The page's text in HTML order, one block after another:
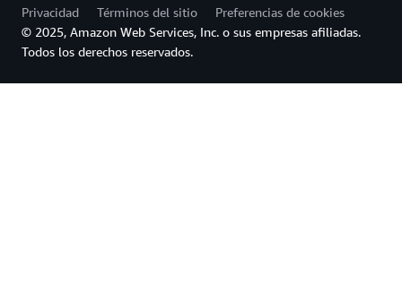
Privacidad Términos del sitio
Preferencias de cookies
© 2025, Amazon Web Services, Inc. o sus empresas afiliadas.
Todos los derechos reservados.